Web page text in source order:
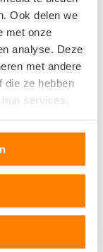
Ook delen we
met onze
analyse. Deze
met andere
die ze hebben
services.
merken te
en het
bij kunnen
autosloperij
Dan wordt het
bij normale
onderdelen
gesloopt
ook verouderd en